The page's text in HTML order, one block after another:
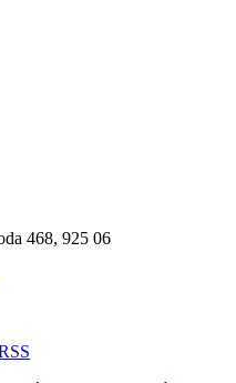
468, 925 06